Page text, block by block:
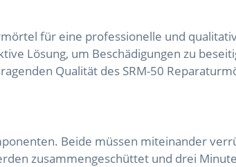
für eine professionelle und
Lösung, um Beschädigungen zu
Qualität des SRM-50
Beide müssen miteinander
zusammengeschüttet und drei